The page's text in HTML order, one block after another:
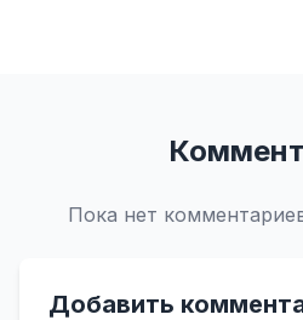
Пока нет
Добавить